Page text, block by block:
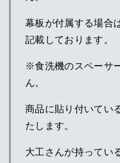
幕板が付属する場合
記載しております。
※食洗機のスペーサ
ん。
商品に貼り付いてい
たします。
大工さんが持ってい